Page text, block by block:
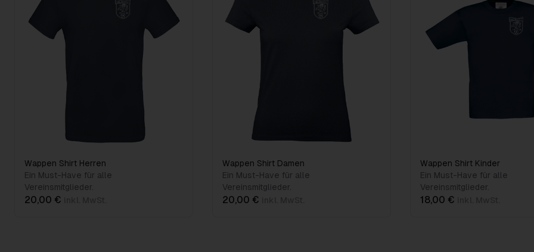
Wappen Shirt Herren
Ein Must-Have für alle
Vereinsmitglieder.
20,00 €
Wappen Shirt Damen
Ein Must-Have für alle
Vereinsmitglieder.
20,00 €
Wappen Shirt Kinder
Ein Must-Have für alle
Vereinsmitglieder.
18,00 €